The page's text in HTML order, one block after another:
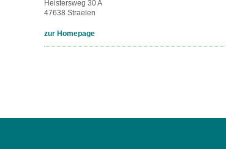
Heistersweg 30 A
47638 Straelen
zur Homepage